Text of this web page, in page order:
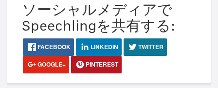
ソーシャルメディアで
Speechlingを共有する:
FACEBOOK LINKEDIN
TWITTER
GOOGLE+
PINTEREST